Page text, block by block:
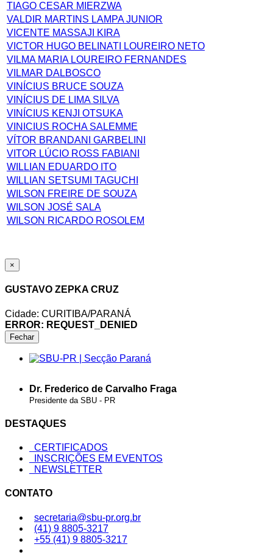
TIAGO CESAR MIERZWA
VALDIR MARTINS LAMPA JUNIOR
VICENTE MASSAJI KIRA
VICTOR HUGO BELINATI LOUREIRO NETO
VILMA MARIA LOUREIRO FERNANDES
VILMAR DALBOSCO
VINÍCIUS BRUCE SOUZA
VINÍCIUS DE LIMA SILVA
VINÍCIUS KENJI OTSUKA
VINICIUS ROCHA SALEMME
VÍTOR BRANDANI GARBELINI
VITOR LÚCIO ROSS FABIANI
WILLIAN EDUARDO ITO
WILLIAN SETSUMI TAGUCHI
WILSON FREIRE DE SOUZA
WILSON JOSÉ SALA
WILSON RICARDO ROSOLEM
×
GUSTAVO ZEPKA CRUZ
Cidade: CURITIBA/PARANÁ
ERROR: REQUEST_DENIED
Fechar
Dr. Frederico de Carvalho Fraga
Presidente da SBU - PR
DESTAQUES
CERTIFICADOS
INSCRIÇÕES EM EVENTOS
NEWSLETTER
CONTATO
secretaria@sbu-pr.org.br
(41) 9 8805-3217
+55 (41) 9 8805-3217